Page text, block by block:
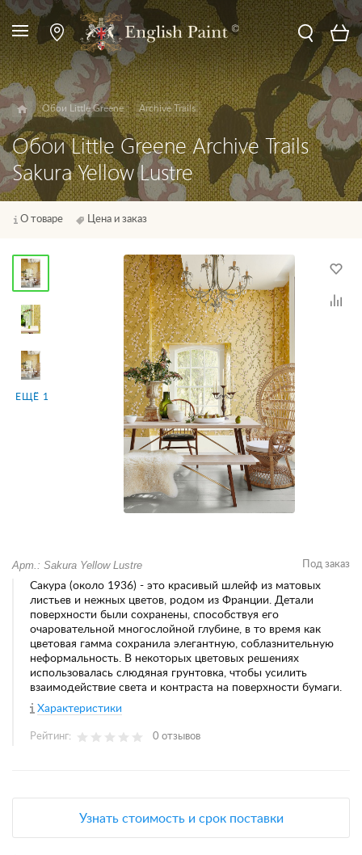
Обои Little Greene Archive Trails
Обои Little Greene Archive Trails
Sakura Yellow Lustre
О товаре Цена и заказ
ЕЩЁ 1
Арт.: Sakura Yellow Lustre Под заказ
Сакура (около 1936) - это красивый шлейф из матовых
листьев и нежных цветов, родом из Франции. Детали
поверхности были сохранены, способствуя его
очаровательной многослойной глубине, в то время как
цветовая гамма сохранила элегантную, соблазнительную
неформальность. В некоторых цветовых решениях
использовалась слюдяная грунтовка, чтобы усилить
взаимодействие света и контраста на поверхности бумаги.
Характеристики
Рейтинг: 0 отзывов
Узнать стоимость и срок поставки